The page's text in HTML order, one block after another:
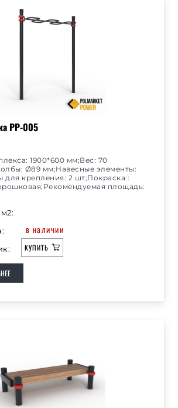
РР-005
1900*600 мм;Вес: 70
Ø89 мм;Навесные элементы:
для крепления: 2 шт;Покраска::
площадь:
в наличии
КУПИТЬ